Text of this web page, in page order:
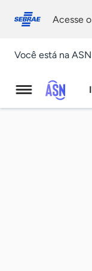
conosco
Acesse
Você está na ASN